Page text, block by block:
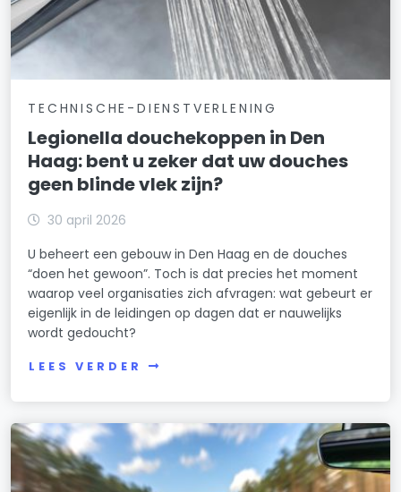
TECHNISCHE-DIENSTVERLENING
Legionella douchekoppen in Den
Haag: bent u zeker dat uw douches
geen blinde vlek zijn?
30 april 2026
U beheert een gebouw in Den Haag en de douches
“doen het gewoon”. Toch is dat precies het moment
waarop veel organisaties zich afvragen: wat gebeurt er
eigenlijk in de leidingen op dagen dat er nauwelijks
wordt gedoucht?
LEES VERDER